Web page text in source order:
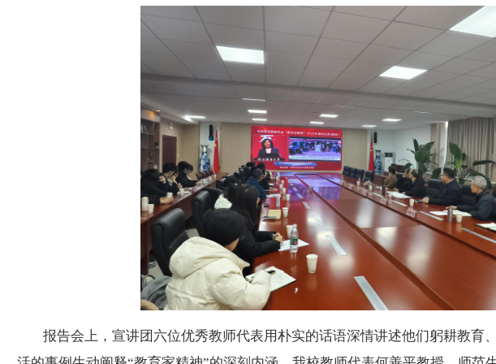
报告会上，宣讲团六位优秀教师代表用朴实的话语深情讲述他们躬耕教育